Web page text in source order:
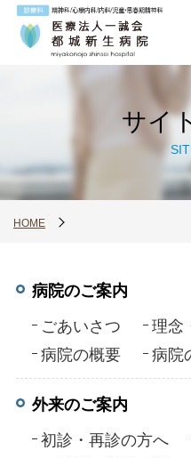
サイ
HOME
病院のご案内
ごあいさつ
理念
病院の概要
病院
外来のご案内
初診・再診の方へ